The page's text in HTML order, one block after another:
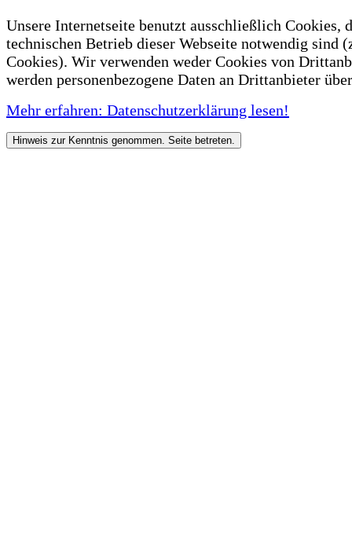
Unsere Internetseite benutzt ausschließlich Cookies,
technischen Betrieb dieser Webseite notwendig sind
Cookies). Wir verwenden weder Cookies von
werden personenbezogene Daten an Drittanbieter
Mehr erfahren: Datenschutzerklärung lesen!
Hinweis zur Kenntnis genommen. Seite betreten.